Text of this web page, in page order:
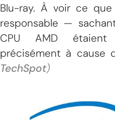
Blu-ray. À voir ce
responsable —
CPU AMD étaient
précisément à cause
TechSpot)